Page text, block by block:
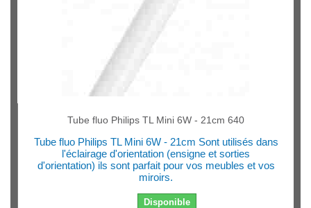
Tube fluo Philips TL Mini 6W - 21cm 640
Tube fluo Philips TL Mini 6W - 21cm Sont utilisés dans
l'éclairage d'orientation (ensigne et sorties
d'orientation) ils sont parfait pour vos meubles et vos
miroirs.
Disponible